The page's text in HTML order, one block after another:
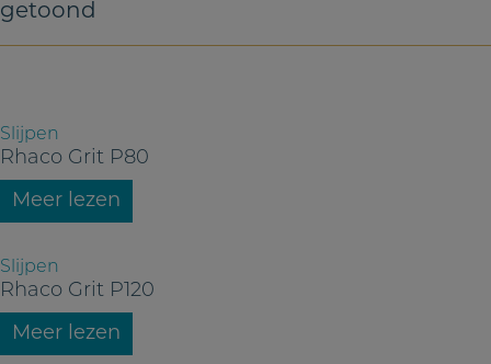
getoond
Slijpen
Rhaco Grit P80
Meer lezen
Slijpen
Rhaco Grit P120
Meer lezen